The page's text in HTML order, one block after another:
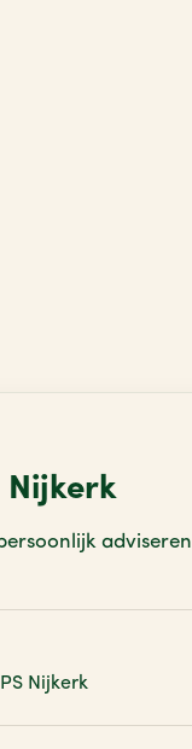
Nijkerk
adviseren
Nijkerk